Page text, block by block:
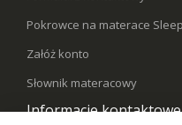
Pokrowce na materace
Załóż konto
Słownik materacowy
Informacje kontaktowe